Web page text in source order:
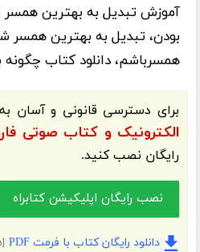
آموزش تبدیل به بهترین
بودن، تبدیل به بهترین همسر
همسرباشم، دانلود کتاب
برای دسترسی قانونی و آسان
الکترونیک و کتاب صوتی
رایگان نصب کنید.
نصب رایگان اپلیکیشن کتابراه
دانلود رایگان کتاب با فرمت PDF [۸۰۵ کیلوبایت]